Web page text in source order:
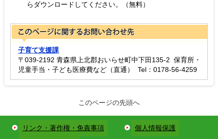
らダウンロードしてください。（無料）
子育て支援課
〒039-2192 青森県上北郡おいらせ町中下田135-2 保育所・
児童手当・子ども医療費など（直通） Tel：0178-56-4259
このページの先頭へ
リンク・著作権・免責事項 個人情報保護